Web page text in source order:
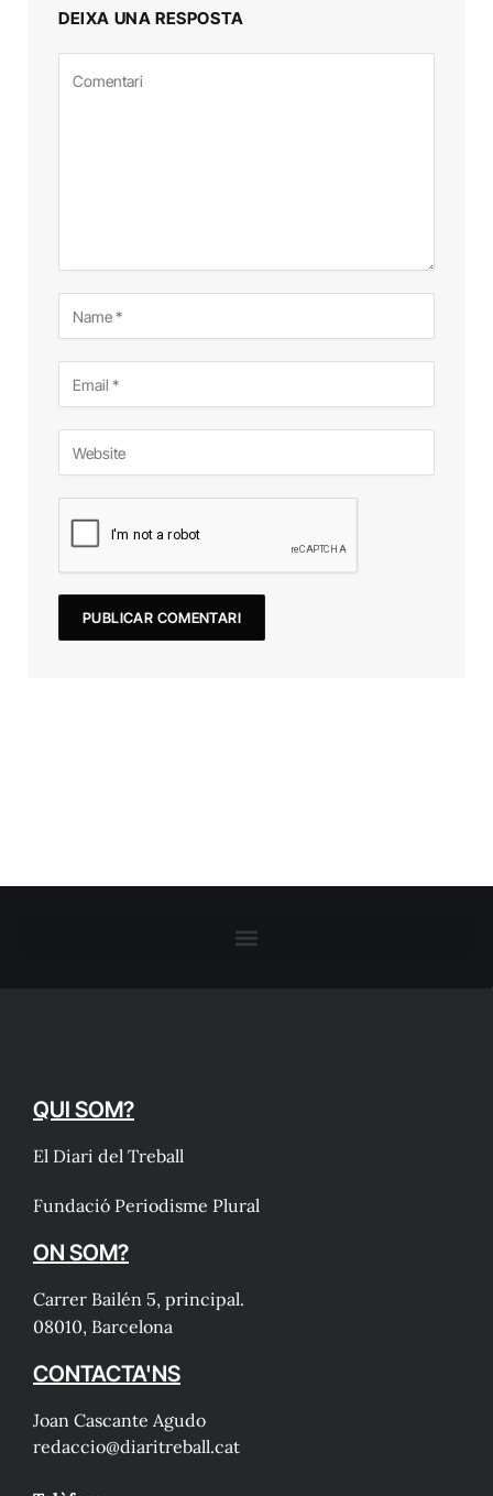
DEIXA UNA RESPOSTA
QUI SOM?
El Diari del Treball
Fundació Periodisme Plural
ON SOM?
Carrer Bailén 5, principal.
08010, Barcelona
CONTACTA'NS
Joan Cascante Agudo
redaccio@diaritreball.cat